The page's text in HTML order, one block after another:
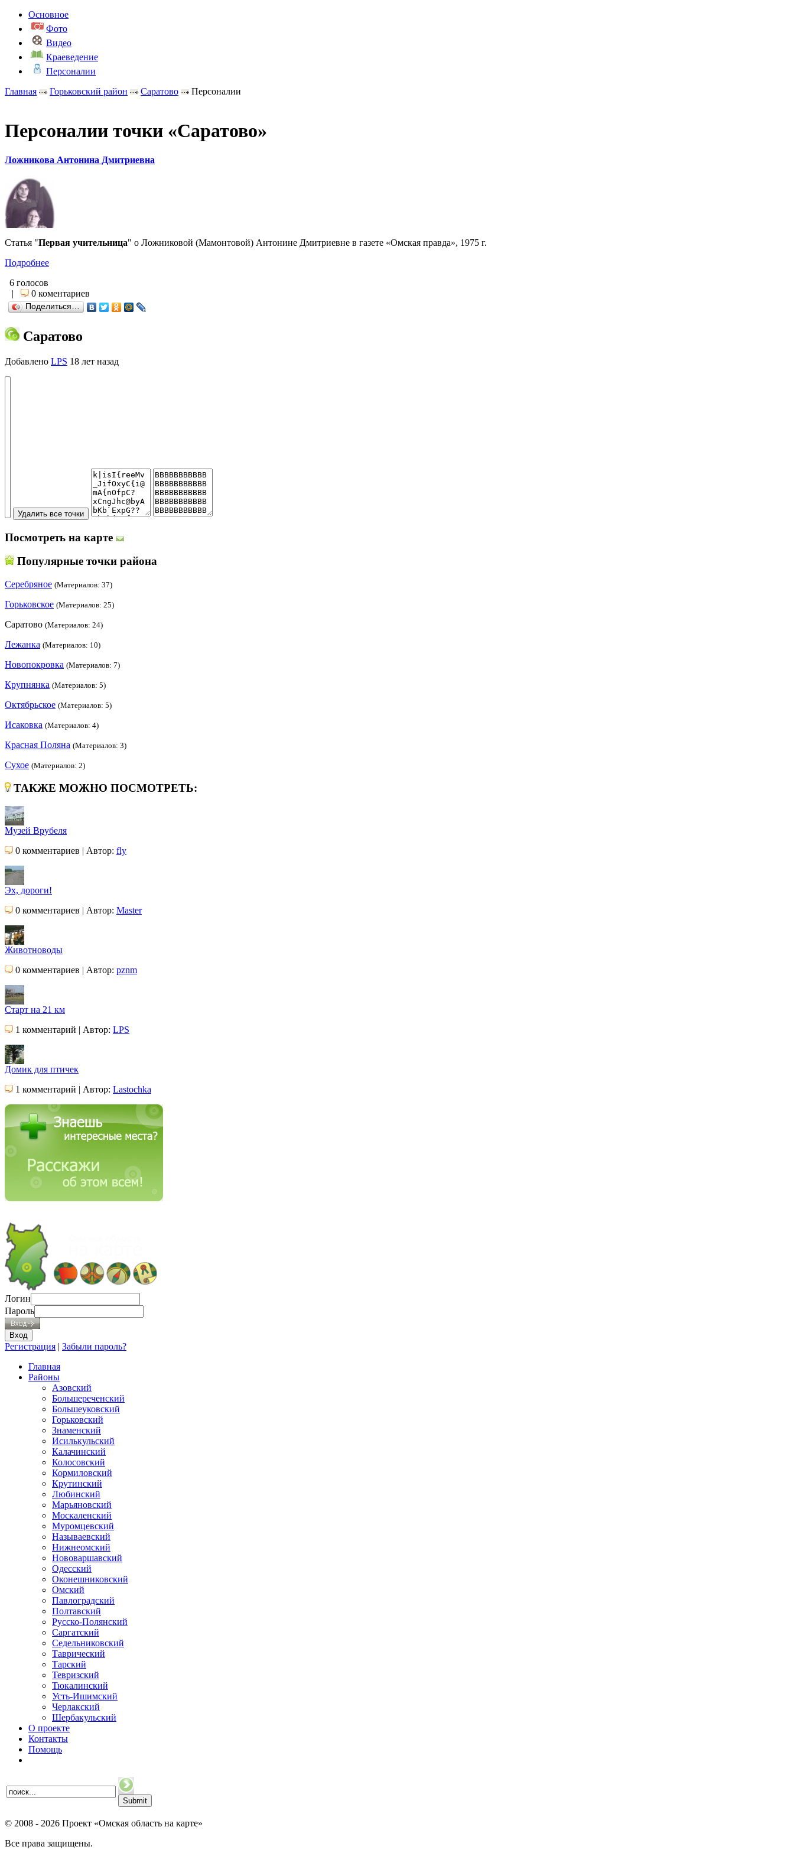
Основное
Фото
Видео
Краеведение
Персоналии
Главная
Горьковский район Саратово Персоналии
Персоналии точки «Саратово»
Ложникова Антонина Дмитриевна
Статья "Первая учительница" о Ложниковой (Мамонтовой) Антонине Дмитриевне в газете «Омская правда», 1975 г.
Подробнее
6 голосов
|
0 коментариев
Поделиться…
Саратово
Добавлено LPS 18 лет назад
Посмотреть на карте
Популярные точки района
Серебряное (Материалов: 37)
Горьковское (Материалов: 25)
Саратово (Материалов: 24)
Лежанка (Материалов: 10)
Новопокровка (Материалов: 7)
Крупнянка (Материалов: 5)
Октябрьское (Материалов: 5)
Исаковка (Материалов: 4)
Красная Поляна (Материалов: 3)
Сухое (Материалов: 2)
ТАКЖЕ МОЖНО ПОСМОТРЕТЬ:
Музей Врубеля
0 комментариев | Автор: fly
Эх, дороги!
0 комментариев | Автор: Master
Животноводы
0 комментариев | Автор: pznm
Старт на 21 км
1 комментарий | Автор: LPS
Домик для птичек
1 комментарий | Автор: Lastochka
Логин
Пароль
Регистрация | Забыли пароль?
Главная
Районы
Азовский
Большереченский
Большеуковский
Горьковский
Знаменский
Исилькульский
Калачинский
Колосовский
Кормиловский
Крутинский
Любинский
Марьяновский
Москаленский
Муромцевский
Называевский
Нижнеомский
Нововаршавский
Одесский
Оконешниковский
Омский
Павлоградский
Полтавский
Русско-Полянский
Саргатский
Седельниковский
Таврический
Тарский
Тевризский
Тюкалинский
Усть-Ишимский
Черлакский
Шербакульский
О проекте
Контакты
Помощь
© 2008 - 2026 Проект «Омская область на карте»
Все права защищены.